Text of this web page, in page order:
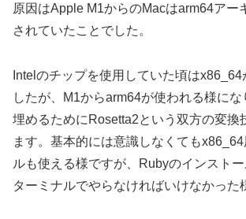
原因はApple M1からのMacはarm64アー
されていたことでした。
Intelのチップを使用していた頃はx86_64
したが、M1からarm64が使われる様に
埋めるためにRosetta2という双方の変換
ます。基本的には意識しなくても
ルも使える様ですが、Rubyのインスト
ターミナルでやらなければいけなかった